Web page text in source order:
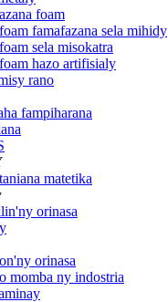
foam
foam famafazana sela mihidy
foam sela misokatra
foam hazo artifisialy
rano
fampiharana
matetika
orinasa
orinasa
momba ny indostria